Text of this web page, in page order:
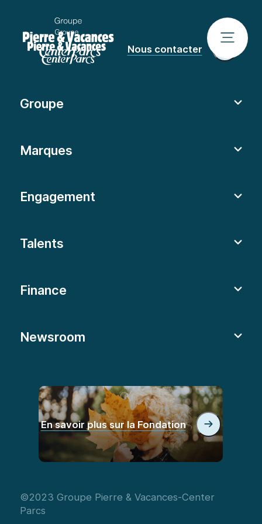
Nous contacter
Groupe
Marques
Engagement
Talents
Finance
Newsroom
En savoir plus sur la Fondation
©2023 Groupe Pierre & Vacances-Center
Parcs